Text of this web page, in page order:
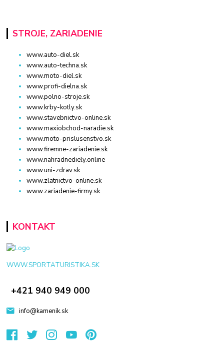
STROJE, ZARIADENIE
www.auto-diel.sk
www.auto-techna.sk
www.moto-diel.sk
www.profi-dielna.sk
www.polno-stroje.sk
www.krby-kotly.sk
www.stavebnictvo-online.sk
www.maxiobchod-naradie.sk
www.moto-prislusenstvo.sk
www.firemne-zariadenie.sk
www.nahradnediely.online
www.uni-zdrav.sk
www.zlatnictvo-online.sk
www.zariadenie-firmy.sk
KONTAKT
WWW.SPORTATURISTIKA.SK
+421 940 949 000
info@kamenik.sk